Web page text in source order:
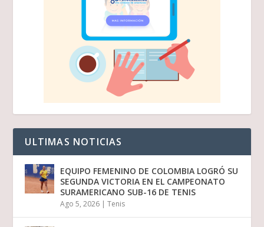
ULTIMAS NOTICIAS
EQUIPO FEMENINO DE COLOMBIA LOGRÓ SU
SEGUNDA VICTORIA EN EL CAMPEONATO
SURAMERICANO SUB-16 DE TENIS
Ago 5, 2026 |Tenis